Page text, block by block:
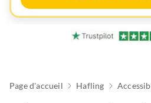
Page d'accueil Hafling